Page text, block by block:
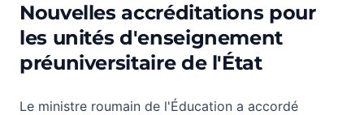
Nouvelles accréditations pour les unités
Nouvelles accréditations pour
les unités d'enseignement
préuniversitaire de l'État
Le ministre roumain de l'Éducation a accordé